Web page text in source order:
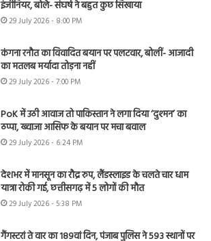
इंजीनियर, बोले- संघर्ष ने बहुत कुछ सिखाया
29 July 2026 - 8:00 PM
कंगना रनौत का विवादित बयान पर पलटवार, बोलीं- आजादी
का मतलब मर्यादा तोड़ना नहीं
29 July 2026 - 7:00 PM
PoK में उठी आवाज तो पाकिस्तान ने लगा दिया ‘दुश्मन’ का
ठप्पा, ख्वाजा आसिफ के बयान पर मचा बवाल
29 July 2026 - 6:24 PM
देशभर में मानसून का रौद्र रुप, लैंडस्लाइड के चलते चार धाम
यात्रा रोकी गई, छत्तीसगढ़ में 5 लोगों की मौत
29 July 2026 - 5:38 PM
गैंगस्टरां ते वार का 189वां दिन, पंजाब पुलिस ने 593 स्थानों पर